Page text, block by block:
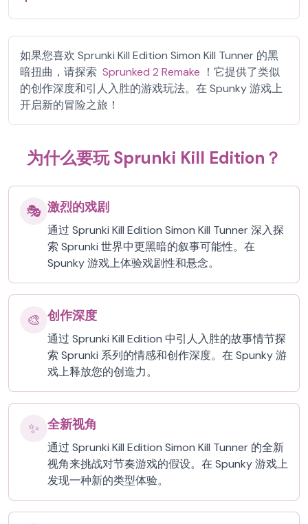
如果您喜欢 Sprunki Kill Edition Simon Kill Tunner 的黑
暗扭曲，请探索 Sprunked 2 Remake ！它提供了类似
的创作深度和引人入胜的游戏玩法。在 Spunky 游戏上
开启新的冒险之旅！
为什么要玩 Sprunki Kill Edition？
🎭 激烈的戏剧
通过 Sprunki Kill Edition Simon Kill Tunner 深入探
索 Sprunki 世界中更黑暗的叙事可能性。在
Spunky 游戏上体验戏剧性和悬念。
🎨 创作深度
通过 Sprunki Kill Edition 中引人入胜的故事情节探
索 Sprunki 系列的情感和创作深度。在 Spunky 游
戏上释放您的创造力。
✨ 全新视角
通过 Sprunki Kill Edition Simon Kill Tunner 的全新
视角来挑战对节奏游戏的假设。在 Spunky 游戏上
发现一种新的类型体验。